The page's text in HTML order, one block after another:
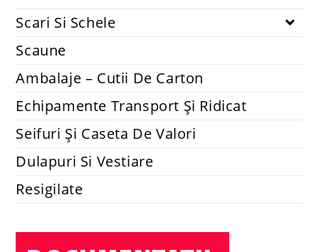
Scari Si Schele
Scaune
Ambalaje – Cutii De Carton
Echipamente Transport Și Ridicat
Seifuri Și Caseta De Valori
Dulapuri Si Vestiare
Resigilate